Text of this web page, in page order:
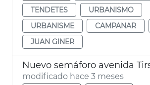
TENDETES
URBANISMO
URBANISME
CAMPANAR
JUAN GINER
modificado hace 3 meses